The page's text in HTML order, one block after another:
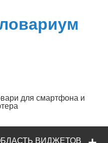
для смартфона и
ВИДЖЕТОВ